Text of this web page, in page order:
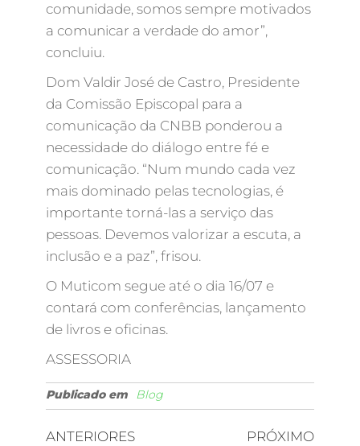
comunidade, somos sempre motivados
a comunicar a verdade do amor”,
concluiu.
Dom Valdir José de Castro, Presidente
da Comissão Episcopal para a
comunicação da CNBB ponderou a
necessidade do diálogo entre fé e
comunicação. “Num mundo cada vez
mais dominado pelas tecnologias, é
importante torná-las a serviço das
pessoas. Devemos valorizar a escuta, a
inclusão e a paz”, frisou.
O Muticom segue até o dia 16/07 e
contará com conferências, lançamento
de livros e oficinas.
ASSESSORIA
Publicado em Blog
ANTERIORES
PRÓXIMO